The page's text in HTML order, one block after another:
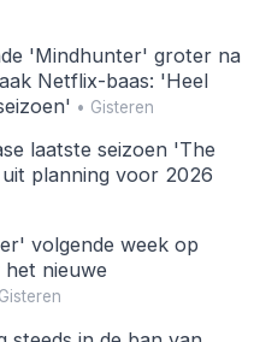
'Mindhunter' groter na
Netflix-baas: 'Heel
• Gisteren
laatste seizoen 'The
planning voor 2026
volgende week op
nieuwe